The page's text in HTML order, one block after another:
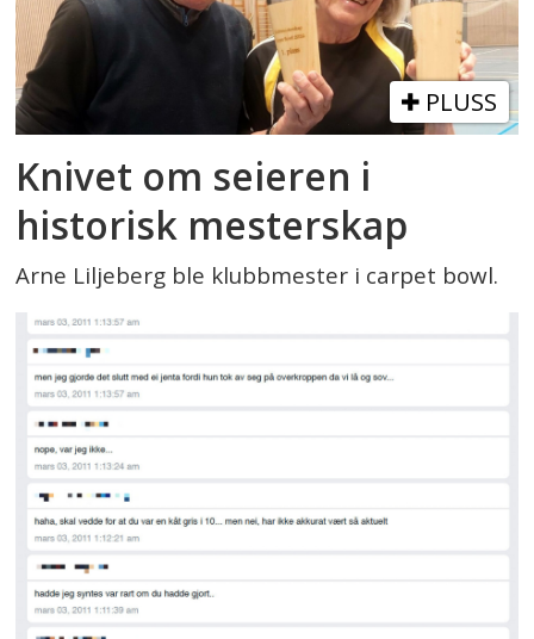
PLUSS
Knivet om seieren i
historisk mesterskap
Arne Liljeberg ble klubbmester i carpet bowl.